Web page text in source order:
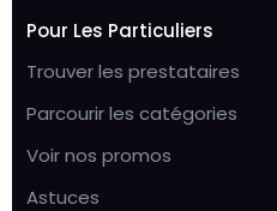
Pour Les Particuliers
Trouver les prestataires
Parcourir les catégories
Voir nos promos
Astuces